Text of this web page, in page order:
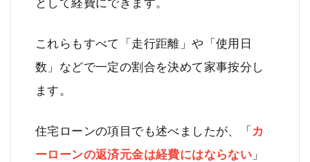
これらもすべて「走行距離」や「使用日
数」などで一定の割合を決めて家事按分し
ます。
住宅ローンの項目でも述べましたが、「カ
ーローンの返済元金は経費にはならない 」